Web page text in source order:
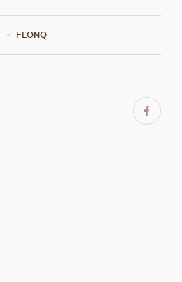
FLONQ